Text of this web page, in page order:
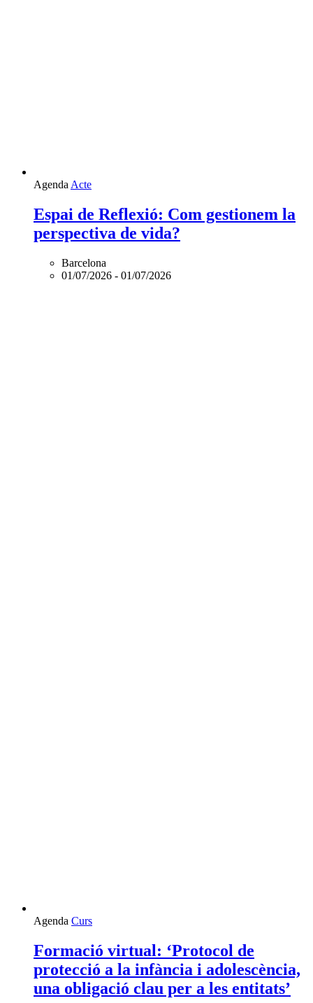
Agenda Acte
Espai de Reflexió: Com gestionem la
perspectiva de vida?
Barcelona
01/07/2026 - 01/07/2026
L'esdeveniment:
virtual:
‘Protocol
de
protecció
a
Agenda Curs
Formació virtual: ‘Protocol de
protecció a la infància i adolescència,
una obligació clau per a les entitats’